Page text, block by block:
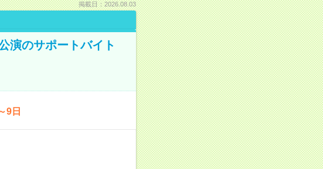
掲載日：2026.08.03
演のサポートバイト
9日